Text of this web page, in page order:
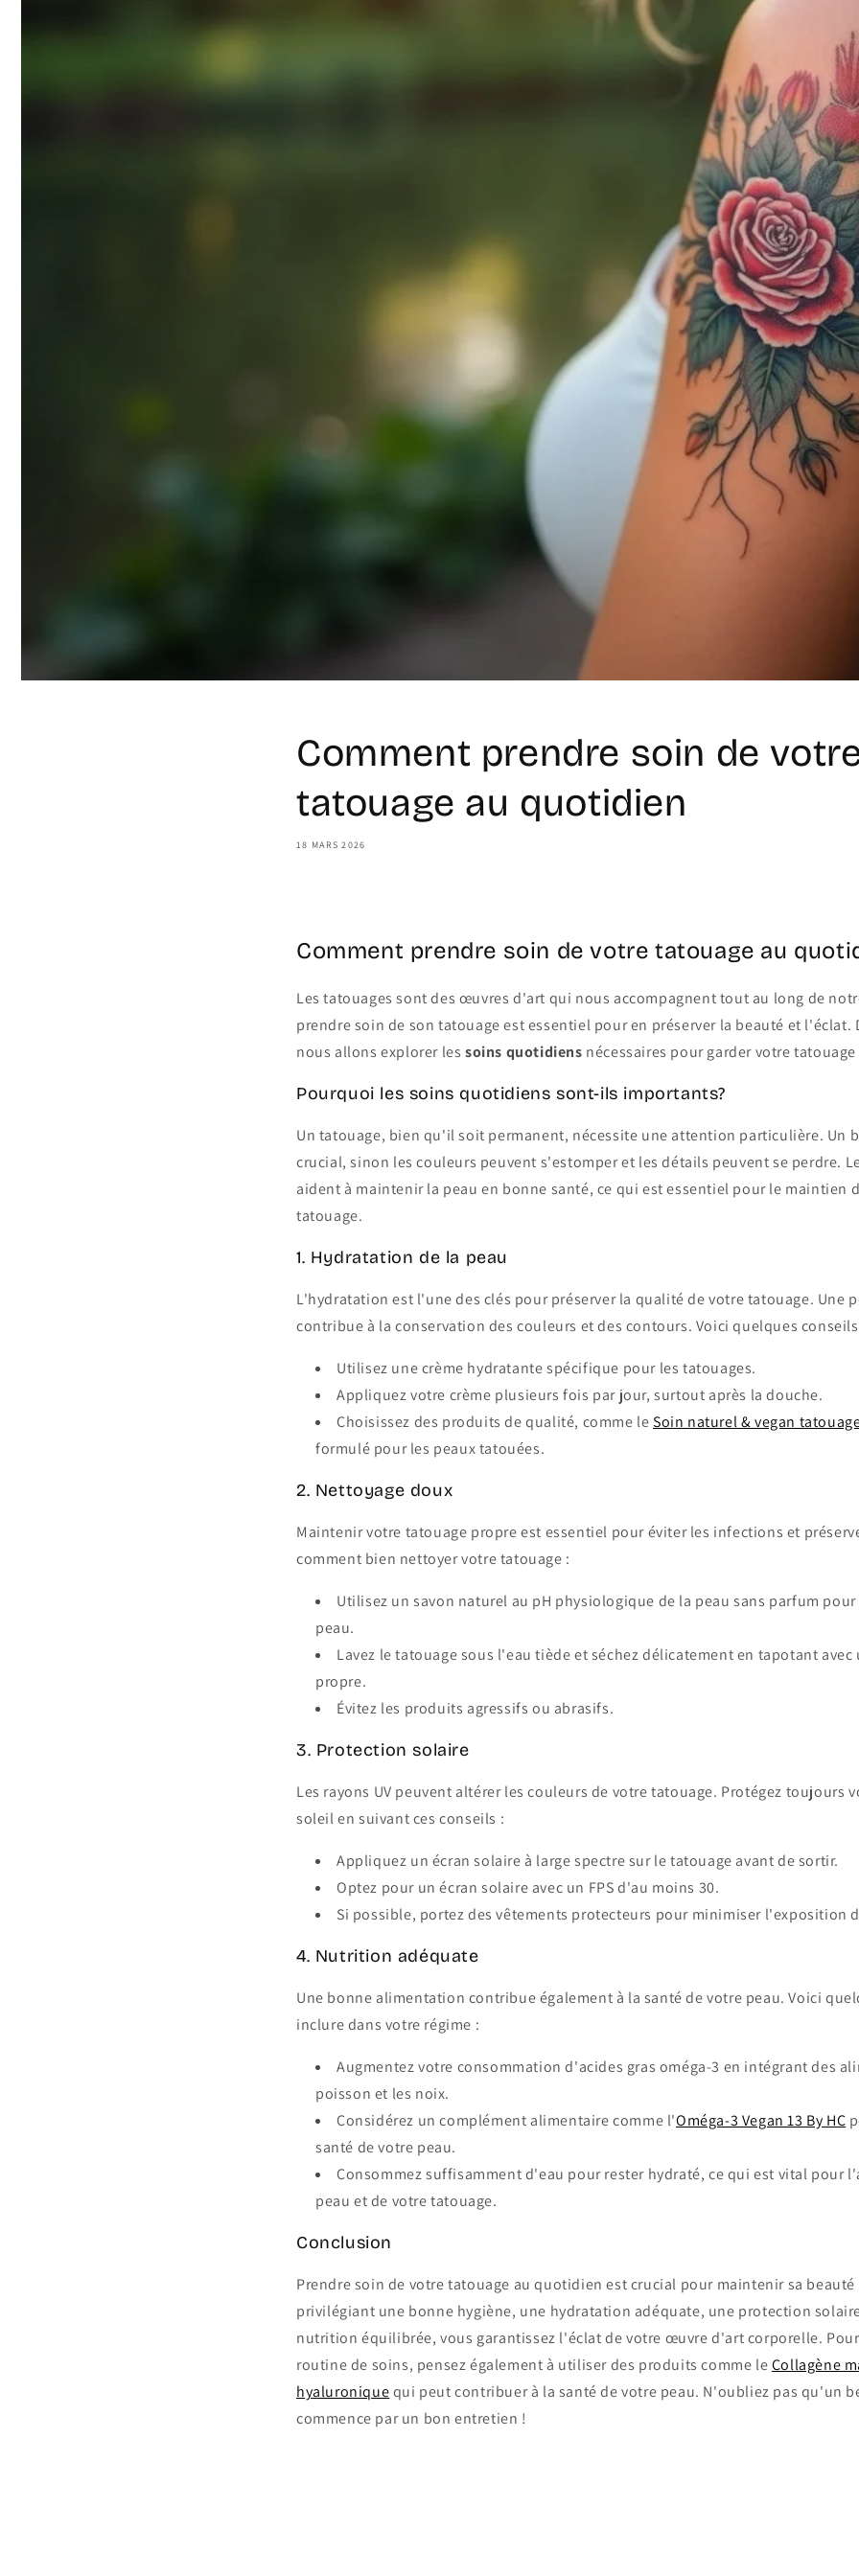
Comment prendre soin de
tatouage au quotidien
18 MARS 2026
Comment prendre soin de votre tatouage au
Les tatouages sont des œuvres d'art qui nous accompagnent tout au long de
prendre soin de son tatouage est essentiel pour en préserver la beauté et l'éclat.
nous allons explorer lessoins quotidiens nécessaires pour garder votre
Pourquoi les soins quotidiens sont-ils importants?
Un tatouage, bien qu'il soit permanent, nécessite une attention particulière. Un
crucial, sinon les couleurs peuvent s'estomper et les détails peuvent se perdre.
aident à maintenir la peau en bonne santé, ce qui est essentiel pour le maintien
tatouage.
1. Hydratation de la peau
L'hydratation est l'une des clés pour préserver la qualité de votre tatouage. Une
contribue à la conservation des couleurs et des contours. Voici quelques
Utilisez une crème hydratante spécifique pour les tatouages.
Appliquez votre crème plusieurs fois par jour, surtout après la douche.
Choisissez des produits de qualité, comme leSoin naturel & vegan
formulé pour les peaux tatouées.
2. Nettoyage doux
Maintenir votre tatouage propre est essentiel pour éviter les infections et
comment bien nettoyer votre tatouage :
Utilisez un savon naturel au pH physiologique de la peau sans parfum
peau.
Lavez le tatouage sous l'eau tiède et séchez délicatement en tapotant avec
propre.
Évitez les produits agressifs ou abrasifs.
3. Protection solaire
Les rayons UV peuvent altérer les couleurs de votre tatouage. Protégez toujours
soleil en suivant ces conseils :
Appliquez un écran solaire à large spectre sur le tatouage avant de sortir.
Optez pour un écran solaire avec un FPS d'au moins 30.
Si possible, portez des vêtements protecteurs pour minimiser l'exposition
4. Nutrition adéquate
Une bonne alimentation contribue également à la santé de votre peau. Voici
inclure dans votre régime :
Augmentez votre consommation d'acides gras oméga-3 en intégrant des
poisson et les noix.
Considérez un complément alimentaire comme l'Oméga-3 Vegan 13 By HC
santé de votre peau.
Consommez suffisamment d'eau pour rester hydraté, ce qui est vital pour
peau et de votre tatouage.
Conclusion
Prendre soin de votre tatouage au quotidien est crucial pour maintenir sa
privilégiant une bonne hygiène, une hydratation adéquate, une protection
nutrition équilibrée, vous garantissez l'éclat de votre œuvre d'art corporelle.
routine de soins, pensez également à utiliser des produits comme leCollagène
hyaluroniquequi peut contribuer à la santé de votre peau. N'oubliez pas qu'un
commence par un bon entretien !